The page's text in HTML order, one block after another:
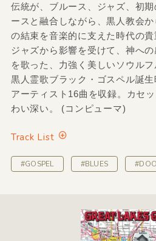
伝統が、ブルース、ジャズ、初
ースと融合しながら、黒人教会
の結束を音楽的に支えた時代の
ジャズから影響を受けて、神へ
を歌った、力強く美しいソウル
黒人霊歌ブラック・ゴスペル誕
アーティスト16曲を収録。カセ
わい深い。 (コンピューマ)
Track List
#GOSPEL #BLUES